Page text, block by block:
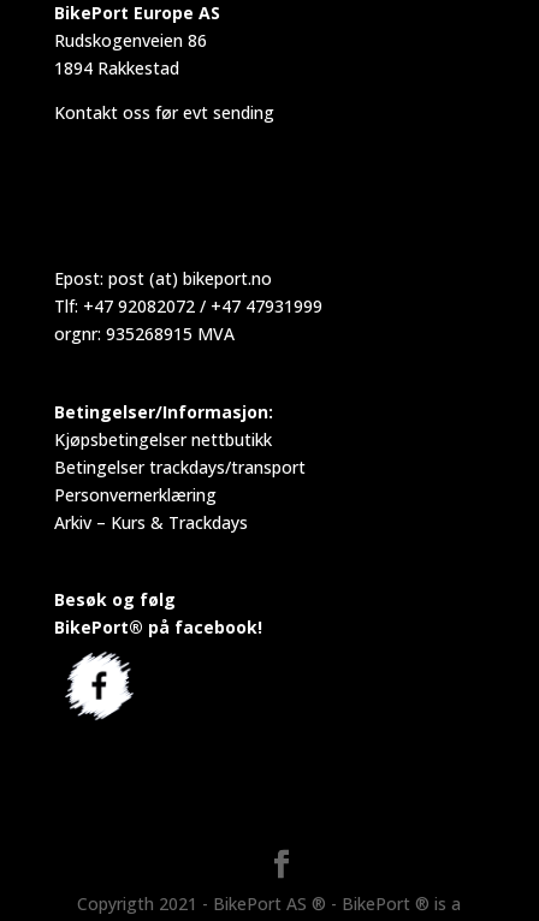
BikePort Europe AS
Rudskogenveien 86
1894 Rakkestad
Kontakt oss før evt sending
Epost: post (at) bikeport.no
Tlf: +47 92082072 / +47 47931999
orgnr: 935268915 MVA
Betingelser/Informasjon:
Kjøpsbetingelser nettbutikk
Betingelser trackdays/transport
Personvernerklæring
Arkiv – Kurs & Trackdays
Besøk og følg
BikePort® på facebook!
Copyrigth 2021 - BikePort AS ® - BikePort ® is a